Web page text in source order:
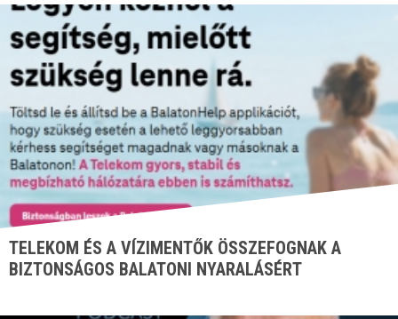
TELEKOM ÉS A VÍZIMENTŐK ÖSSZEFOGNAK A
BIZTONSÁGOS BALATONI NYARALÁSÉRT